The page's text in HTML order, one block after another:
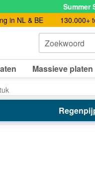
Summer
in NL & BE 130.000+
Zoekwoord
Massieve platen